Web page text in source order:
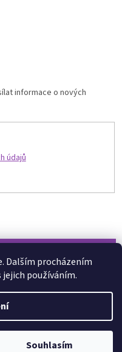
Dalším procházením
používáním.
Souhlasím
informace o nových
údajů
práva vyhrazena.Upravit